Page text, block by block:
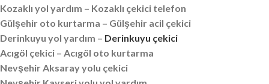
Kozaklı yol yardım – Kozaklı çekici telefon
Gülşehir oto kurtarma – Gülşehir acil çekici
Derinkuyu yol yardım – Derinkuyu çekici
Acıgöl çekici – Acıgöl oto kurtarma
Nevşehir Aksaray yolu çekici